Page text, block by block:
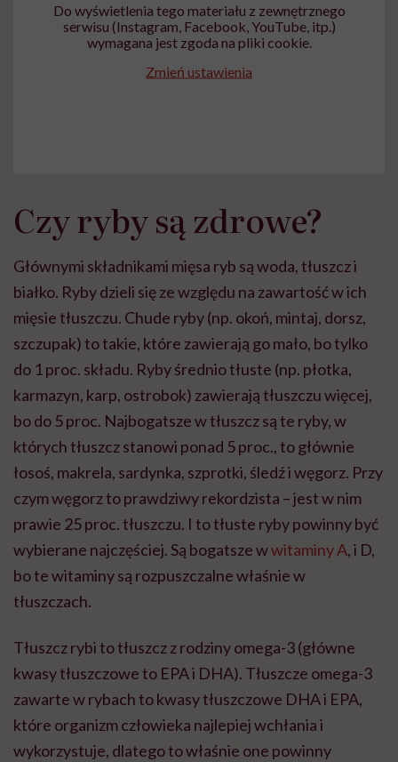
Do wyświetlenia tego materiału z zewnętrznego
serwisu (Instagram, Facebook, YouTube, itp.)
wymagana jest zgoda na pliki cookie.
Zmień ustawienia
Czy ryby są zdrowe?
Głównymi składnikami mięsa ryb są woda, tłuszcz i
białko. Ryby dzieli się ze względu na zawartość w ich
mięsie tłuszczu. Chude ryby (np. okoń, mintaj, dorsz,
szczupak) to takie, które zawierają go mało, bo tylko
do 1 proc. składu. Ryby średnio tłuste (np. płotka,
karmazyn, karp, ostrobok) zawierają tłuszczu więcej,
bo do 5 proc. Najbogatsze w tłuszcz są te ryby, w
których tłuszcz stanowi ponad 5 proc., to głównie
łosoś, makrela, sardynka, szprotki, śledź i węgorz. Przy
czym węgorz to prawdziwy rekordzista – jest w nim
prawie 25 proc. tłuszczu. I to tłuste ryby powinny być
wybierane najczęściej. Są bogatsze wwitaminy A, i D,
bo te witaminy są rozpuszczalne właśnie w
tłuszczach.
Tłuszcz rybi to tłuszcz z rodziny omega-3 (główne
kwasy tłuszczowe to EPA i DHA). Tłuszcze omega-3
zawarte w rybach to kwasy tłuszczowe DHA i EPA,
które organizm człowieka najlepiej wchłania i
wykorzystuje, dlatego to właśnie one powinny